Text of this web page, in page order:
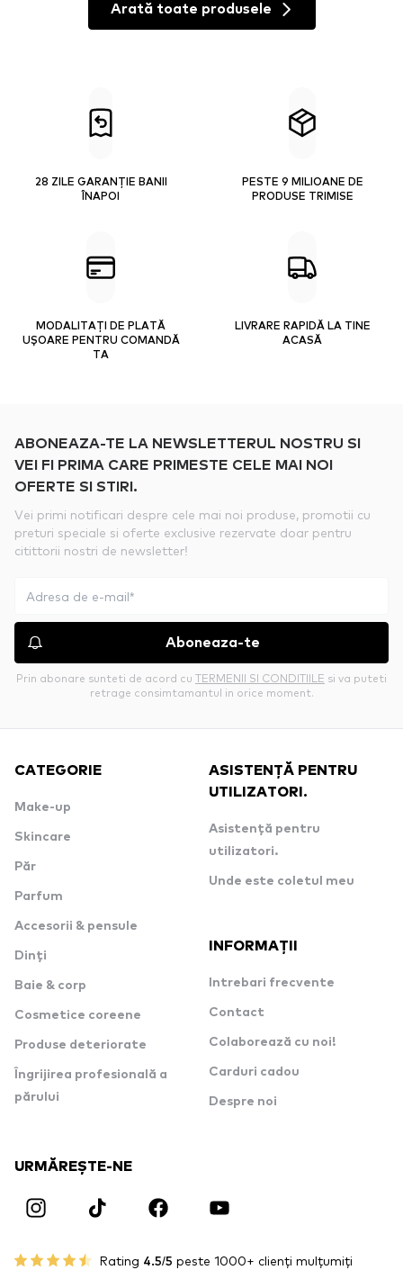
Arată toate produsele
28 ZILE GARANȚIE BANII
ÎNAPOI
PESTE 9 MILIOANE DE
PRODUSE TRIMISE
MODALITAȚI DE PLATĂ
UȘOARE PENTRU COMANDĂ
TA
LIVRARE RAPIDĂ LA TINE
ACASĂ
ABONEAZA-TE LA NEWSLETTERUL NOSTRU SI
VEI FI PRIMA CARE PRIMESTE CELE MAI NOI
OFERTE SI STIRI.
Vei primi notificari despre cele mai noi produse, promotii cu
preturi speciale si oferte exclusive rezervate doar pentru
citittorii nostri de newsletter!
Aboneaza-te
Prin abonare sunteti de acord cu TERMENII SI CONDITIILE si va puteti
retrage consimtamantul in orice moment.
CATEGORIE
Make-up
Skincare
Păr
Parfum
Accesorii & pensule
Dinți
Baie & corp
Cosmetice coreene
Produse deteriorate
Îngrijirea profesională a
părului
ASISTENȚĂ PENTRU
UTILIZATORI.
Asistență pentru
utilizatori.
Unde este coletul meu
INFORMAȚII
Intrebari frecvente
Contact
Colaborează cu noi!
Carduri cadou
Despre noi
URMĂREȘTE-NE
Rating 4.5/5 peste 1000+ clienți mulțumiți